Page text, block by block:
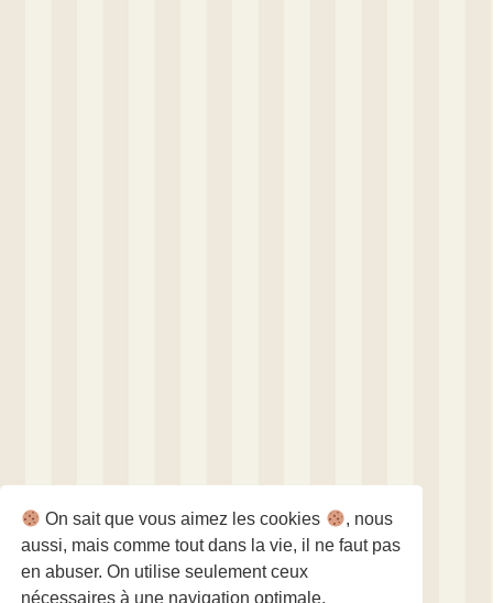
On sait que vous aimez les cookies
, nous
aussi, mais comme tout dans la vie, il ne faut pas
en abuser. On utilise seulement ceux
nécessaires à une navigation optimale.